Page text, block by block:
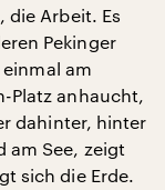
die Arbeit. Es
Pekinger
am
Platz anhaucht,
dahinter, hinter
am See, zeigt
sich die Erde.